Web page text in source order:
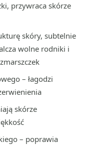
przywraca skórze
skóry, subtelnie
wolne rodniki i
– łagodzi
skórze
– poprawia